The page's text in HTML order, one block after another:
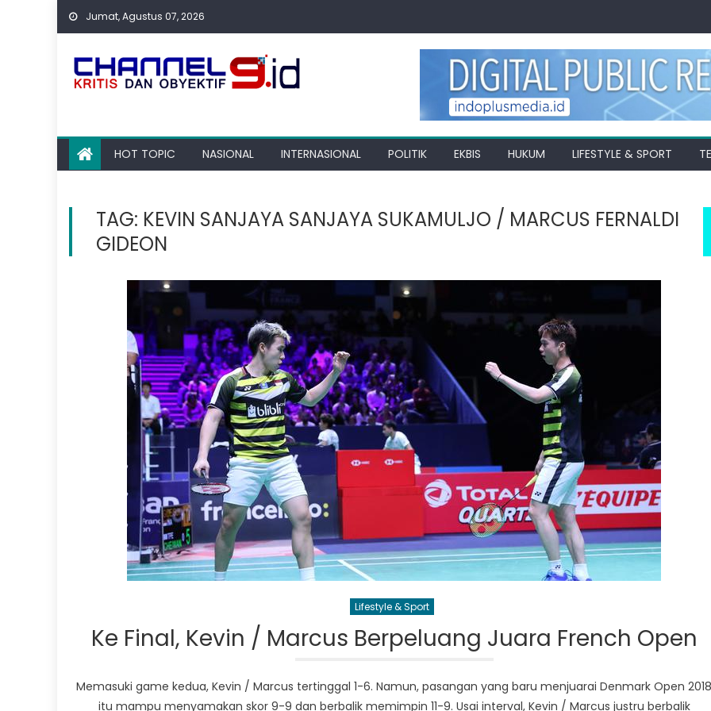
Skip
Jumat, Agustus 07, 2026
HOT TOPIC NASIONAL INTERNASIONAL POLITIK EKBIS HUKUM LIFESTYLE & SPORT
TAG: KEVIN SANJAYA SANJAYA SUKAMULJO / MARCUS FERNALDI
GIDEON
Lifestyle & Sport
Ke Final, Kevin / Marcus Berpeluang Juara French Open
Memasuki game kedua, Kevin / Marcus tertinggal 1-6. Namun, pasangan yang baru menjuarai Denmark Open 2018
itu mampu menyamakan skor 9-9 dan berbalik memimpin 11-9. Usai interval, Kevin / Marcus justru berbalik